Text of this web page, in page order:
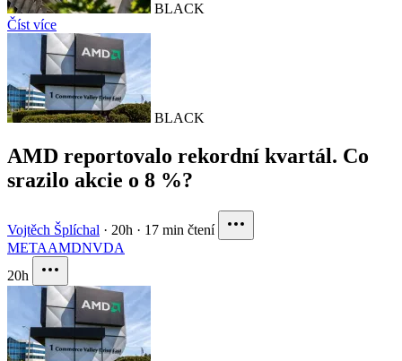
BLACK
Číst více
BLACK
AMD reportovalo rekordní kvartál. Co
srazilo akcie o 8 %?
Vojtěch Šplíchal · 20h · 17 min čtení
METAAMDNVDA
20h